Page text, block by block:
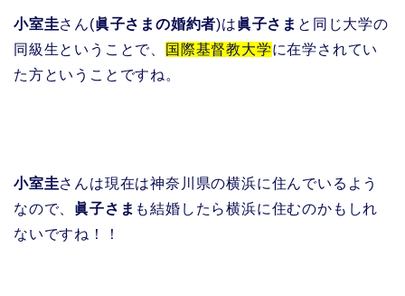
小室圭さん(眞子さまの婚約者)は眞子さま と同じ大学の
同級生ということで、
国際基督教大学に在学されてい
た方ということですね。
小室圭さんは現在は神奈川県の横浜に住んでいるよう
なので、 眞子さま も結婚したら横浜に住むのかもしれ
ないですね！！